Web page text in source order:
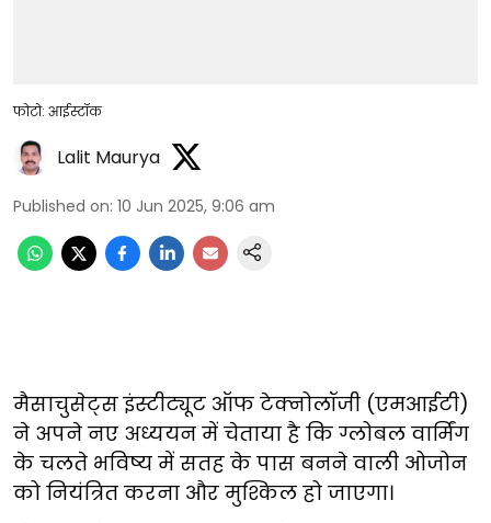
फोटो: आईस्टॉक
Lalit Maurya
Published on: 10 Jun 2025, 9:06 am
मैसाचुसेट्स इंस्टीट्यूट ऑफ टेक्नोलॉजी (एमआईटी)
ने अपने नए अध्ययन में चेताया है कि ग्लोबल वार्मिंग
के चलते भविष्य में सतह के पास बनने वाली ओजोन
को नियंत्रित करना और मुश्किल हो जाएगा।